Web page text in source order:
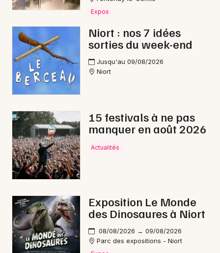
Newsletter des sorties
Actus dans les Deux-Sèvres
Magazine dans les Deux-Sèvres
Expos
Niort : nos 7 idées
sorties du week-end
Jusqu'au 09/08/2026
Niort
15 festivals à ne pas
manquer en août 2026
Actualités
Exposition Le Monde
des Dinosaures à Niort
08/08/2026 → 09/08/2026
Parc des expositions - Niort